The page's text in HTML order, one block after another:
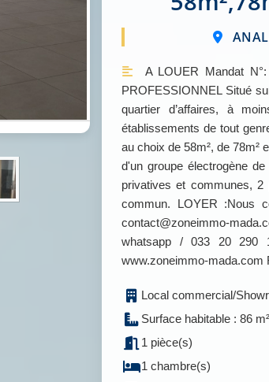
A LOUER Mandat
PROFESSIONNEL Situé
quartier d’affaires, à
établissements de tout
au choix de 58m², de 78m²
d'un groupe électrogène
privatives et communes,
commun. LOYER :Nous
contact@zoneimmo-
whatsapp / 033 20 290
www.zoneimmo-mada.com
Local commercial/
Surface habitable : 86 m²
1 pièce(s)
1 chambre(s)